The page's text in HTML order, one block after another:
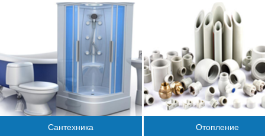
Сантехника Отопление